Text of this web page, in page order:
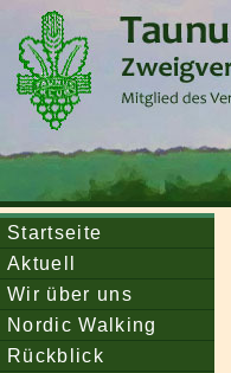
Startseite
Aktuell
Wir über uns
Nordic Walking
Rückblick